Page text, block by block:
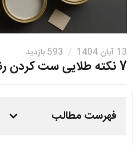
13 آبان 1404 / 593 بازدید
7 نکته طلایی ست کردن رنگ های خنثی در استایل
فهرست مطالب